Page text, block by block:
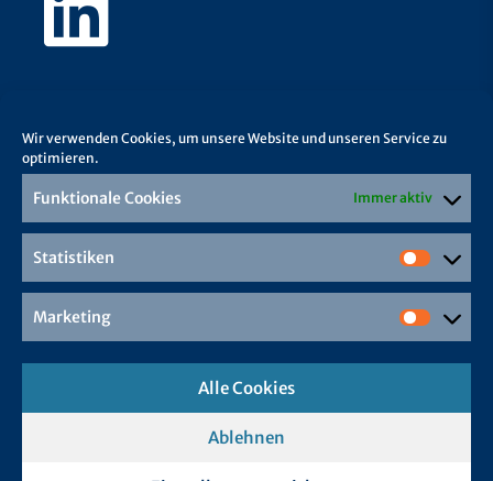
Wir verwenden Cookies, um unsere Website und unseren Service zu
optimieren.
Funktionale Cookies Immer aktiv
Statistiken
Marketing
Alle Cookies
Ablehnen